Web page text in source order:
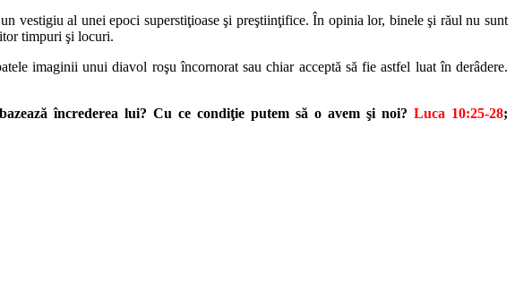
vestigiu al unei epoci superstiţioase şi preştiinţifice. În opinia lor, binele şi răul nu sunt
timpuri şi locuri.
imaginii unui diavol roşu încornorat sau chiar acceptă să fie astfel luat în derâdere.
încrederea lui? Cu ce condiţie putem să o avem şi noi?Luca 10:25-28;